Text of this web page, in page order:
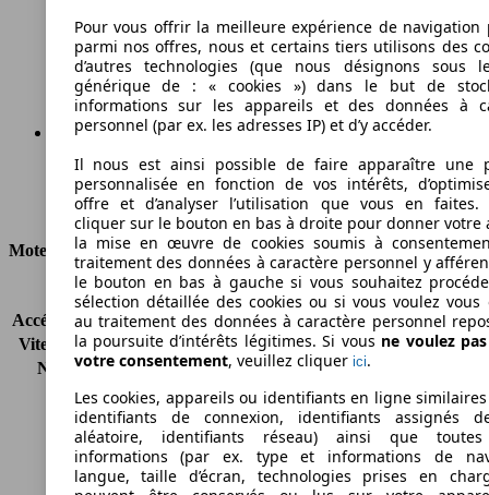
133 g/km
Émissions de CO2 (combinées)*
Ø 5.8 l/100km
Consommation
Moteur et Puissance
KW (CH)
92 kW (125 PS)
Accélération (0-100 km/h) 10.3s
Vitesse maximale (km/h) 185 km/h
Nombre de vitesses
6
Couple
220 nm
Cylindrée
1395 ccm
Carburant
Essence
Cylindres
Transmission
Boîte manuelle
Pour vous offrir la meilleure expérience de navigation
parmi nos offres, nous et certains tiers utilisons des
d’autres technologies (que nous désignons sous
générique de : « cookies ») dans le but de
informations sur les appareils et des données à
personnel (par ex. les adresses IP) et d’y accéder.
Il nous est ainsi possible de faire apparaître une
personnalisée en fonction de vos intérêts,
offre et d’analyser l’utilisation que vous en faites.
cliquer sur le bouton en bas à droite pour donner votre
la mise en œuvre de cookies soumis à
traitement des données à caractère personnel y
le bouton en bas à gauche si vous souhaitez
sélection détaillée des cookies ou si vous voulez vous
au traitement des données à caractère personnel
la poursuite d’intérêts légitimes. Si vous ne voulez
votre consentement, veuillez cliquer ici.
Les cookies, appareils ou identifiants en ligne
identifiants de connexion, identifiants assignés
aléatoire, identifiants réseau) ainsi que
informations (par ex. type et informations de
langue, taille d’écran, technologies prises en